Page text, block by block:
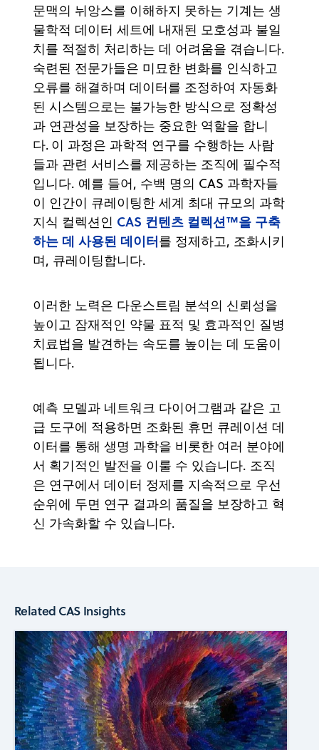
문맥의 뉘앙스를 이해하지 못하는 기계는 생
물학적 데이터 세트에 내재된 모호성과 불일
치를 적절히 처리하는 데 어려움을 겪습니다.
숙련된 전문가들은 미묘한 변화를 인식하고
오류를 해결하며 데이터를 조정하여 자동화
된 시스템으로는 불가능한 방식으로 정확성
과 연관성을 보장하는 중요한 역할을 합니
다. 이 과정은 과학적 연구를 수행하는 사람
들과 관련 서비스를 제공하는 조직에 필수적
입니다. 예를 들어, 수백 명의 CAS 과학자들
이 인간이 큐레이팅한 세계 최대 규모의 과학
지식 컬렉션인 CAS 컨텐츠 컬렉션™을 구축
하는 데 사용된 데이터를 정제하고, 조화시키
며, 큐레이팅합니다.
이러한 노력은 다운스트림 분석의 신뢰성을
높이고 잠재적인 약물 표적 및 효과적인 질병
치료법을 발견하는 속도를 높이는 데 도움이
됩니다.
예측 모델과 네트워크 다이어그램과 같은 고
급 도구에 적용하면 조화된 휴먼 큐레이션 데
이터를 통해 생명 과학을 비롯한 여러 분야에
서 획기적인 발전을 이룰 수 있습니다. 조직
은 연구에서 데이터 정제를 지속적으로 우선
순위에 두면 연구 결과의 품질을 보장하고 혁
신 가속화할 수 있습니다.
Related CAS Insights